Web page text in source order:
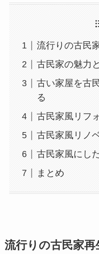
流行りの古民
古民家の魅力
古い家屋を古
る
古民家風リフ
古民家風リノ
古民家風にし
まとめ
流行りの古民家再